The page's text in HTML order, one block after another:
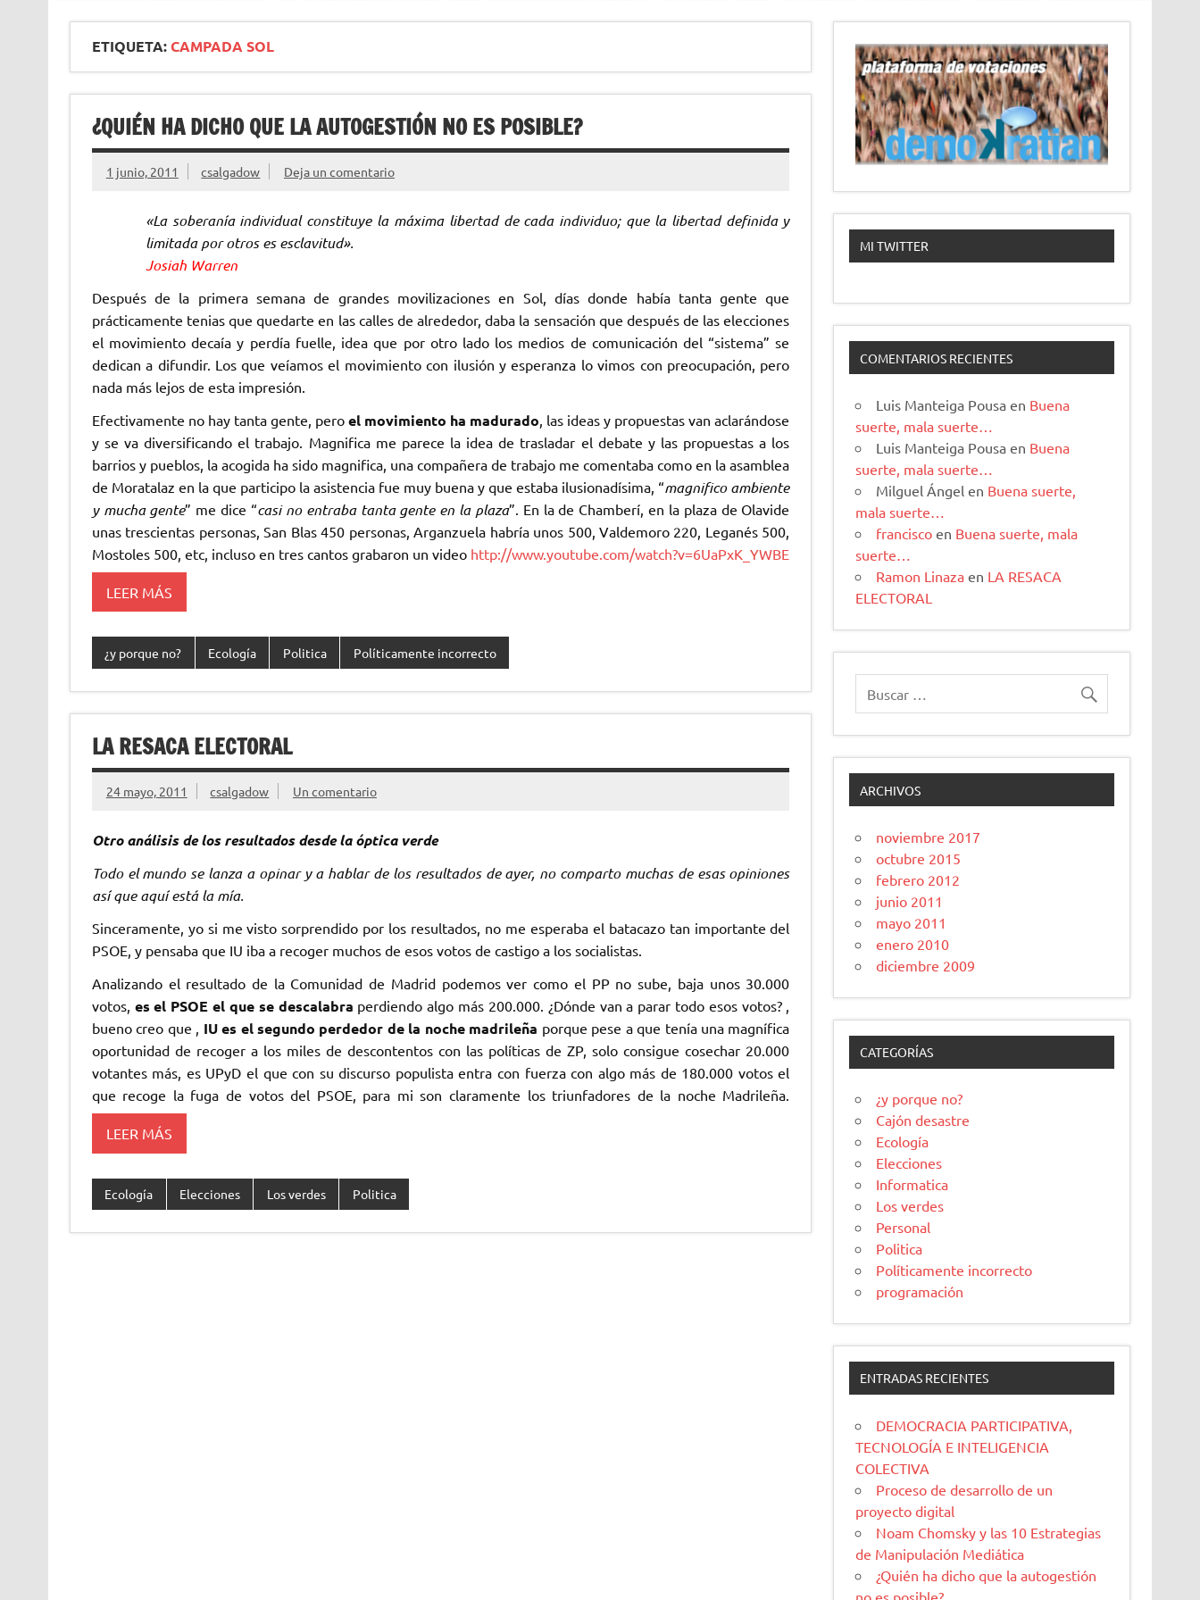
ETIQUETA:CAMPADA SOL
¿QUIÉN HA DICHO QUE LA AUTOGESTIÓN NO ES POSIBLE?
1 junio, 2011 csalgadow Deja un comentario
«La soberanía individual constituye la máxima libertad de cada individuo; que la libertad definida y
limitada por otros es esclavitud».
Josiah Warren
Después de la primera semana de grandes movilizaciones en Sol, días donde había tanta gente que
prácticamente tenias que quedarte en las calles de alrededor, daba la sensación que después de las elecciones
el movimiento decaía y perdía fuelle, idea que por otro lado los medios de comunicación del “sistema” se
dedican a difundir. Los que veíamos el movimiento con ilusión y esperanza lo vimos con preocupación, pero
nada más lejos de esta impresión.
Efectivamente no hay tanta gente, peroel movimiento ha madurado, las ideas y propuestas van aclarándose
y se va diversificando el trabajo. Magnifica me parece la idea de trasladar el debate y las propuestas a los
barrios y pueblos, la acogida ha sido magnifica, una compañera de trabajo me comentaba como en la asamblea
de Moratalaz en la que participo la asistencia fue muy buena y que estaba ilusionadísima, “magnifico ambiente
y mucha gente” me dice “casi no entraba tanta gente en la plaza”. En la de Chamberí, en la plaza de Olavide
unas trescientas personas, San Blas 450 personas, Arganzuela habría unos 500, Valdemoro 220, Leganés 500,
Mostoles 500, etc, incluso en tres cantos grabaron un video http://www.youtube.com/watch?v=6UaPxK_YWBE
LEER MÁS
¿y porque no? Ecología Politica Políticamente incorrecto
LA RESACA ELECTORAL
24 mayo, 2011 csalgadow Un comentario
Otro análisis de los resultados desde la óptica verde
Todo el mundo se lanza a opinar y a hablar de los resultados de ayer, no comparto muchas de esas opiniones
así que aquí está la mía.
Sinceramente, yo si me visto sorprendido por los resultados, no me esperaba el batacazo tan importante del
PSOE, y pensaba que IU iba a recoger muchos de esos votos de castigo a los socialistas.
Analizando el resultado de la Comunidad de Madrid podemos ver como el PP no sube, baja unos 30.000
votos, es el PSOE el que se descalabra perdiendo algo más 200.000. ¿Dónde van a parar todo esos votos? ,
bueno creo que , IU es el segundo perdedor de la noche madrileña porque pese a que tenía una magnífica
oportunidad de recoger a los miles de descontentos con las políticas de ZP, solo consigue cosechar 20.000
votantes más, es UPyD el que con su discurso populista entra con fuerza con algo más de 180.000 votos el
que recoge la fuga de votos del PSOE, para mi son claramente los triunfadores de la noche Madrileña.
LEER MÁS
Ecología Elecciones Los verdes Politica
MI TWITTER
COMENTARIOS RECIENTES
Luis Manteiga Pousa en Buena
suerte, mala suerte…
Luis Manteiga Pousa en Buena
suerte, mala suerte…
Milguel Ángel en Buena suerte,
mala suerte…
francisco en Buena suerte, mala
suerte…
Ramon Linaza en LA RESACA
ELECTORAL
ARCHIVOS
noviembre 2017
octubre 2015
febrero 2012
junio 2011
mayo 2011
enero 2010
diciembre 2009
CATEGORÍAS
¿y porque no?
Cajón desastre
Ecología
Elecciones
Informatica
Los verdes
Personal
Politica
Políticamente incorrecto
programación
ENTRADAS RECIENTES
DEMOCRACIA PARTICIPATIVA,
TECNOLOGÍA E INTELIGENCIA
COLECTIVA
Proceso de desarrollo de un
proyecto digital
Noam Chomsky y las 10 Estrategias
de Manipulación Mediática
¿Quién ha dicho que la autogestión
no es posible?